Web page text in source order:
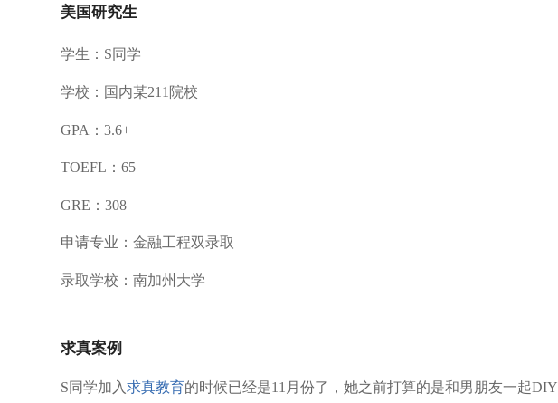
美国研究生
学生：S同学
学校：国内某211院校
GPA：3.6+
TOEFL：65
GRE：308
申请专业：金融工程双录取
录取学校：南加州大学
求真案例
S同学加入求真教育的时候已经是11月份了，她之前打算的是和男朋友一起DIY